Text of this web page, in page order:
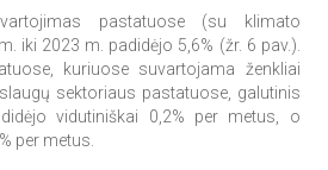
pastatuose (su klimato
iki 2023 m. padidėjo 5,6% (žr. 6 pav.).
kuriuose suvartojama ženkliai
sektoriaus pastatuose, galutinis
vidutiniškai 0,2% per metus, o
per metus.